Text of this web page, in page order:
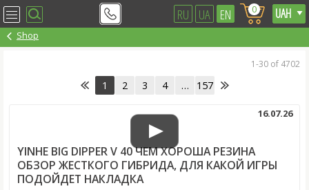
RU UA EN 0
Shop
1-30 of 4702
1 2 3 4 … 157
YINHE BIG DIPPER V 40 ЧЕМ ХОРОША РЕЗИНА
ОБЗОР ЖЕСТКОГО ГИБРИДА, ДЛЯ КАКОЙ ИГРЫ
ПОДОЙДЕТ НАКЛАДКА
16.07.26